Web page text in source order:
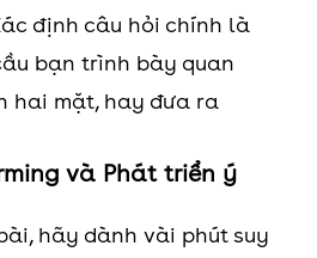
định câu hỏi chính là
bạn trình bày quan
hai mặt, hay đưa ra
và Phát triển ý
hãy dành vài phút suy